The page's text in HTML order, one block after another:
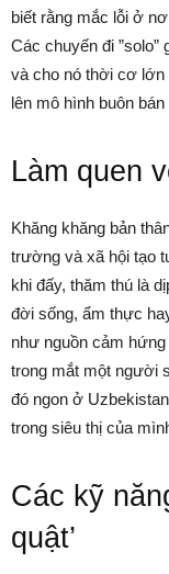
biết rằng mắc lỗi ở
Các chuyến đi
và cho nó thời cơ lớn
lên mô hình buôn
Làm quen
Khăng khăng bản
trường và xã hội tạo
khi đấy, thăm thú là
đời sống, ẩm thực
như nguồn cảm
trong mắt một người
đó ngon ở
trong siêu thị của
Các kỹ
quật’